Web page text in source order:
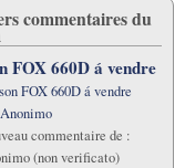
commentaires du
FOX 660D á vendre
FOX 660D á vendre
Anonimo
commentaire de :
(non verificato)